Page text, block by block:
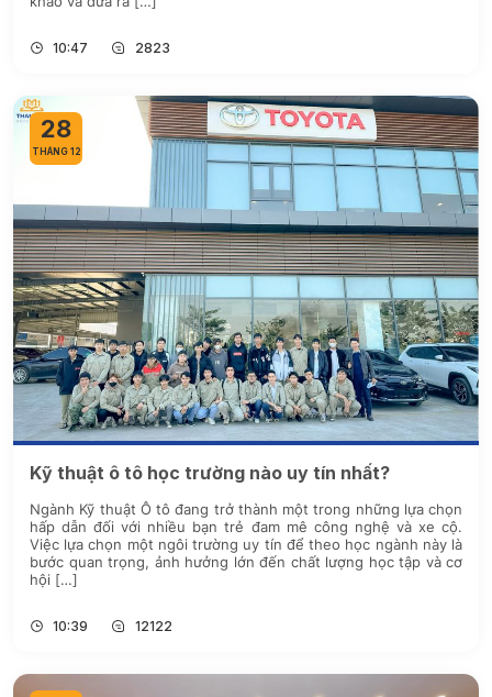
10:47 2823
28
THÁNG 12
Kỹ thuật ô tô học trường nào uy tín nhất?
Ngành Kỹ thuật Ô tô đang trở thành một trong những lựa chọn
hấp dẫn đối với nhiều bạn trẻ đam mê công nghệ và xe cộ.
Việc lựa chọn một ngôi trường uy tín để theo học ngành này là
bước quan trọng, ảnh hưởng lớn đến chất lượng học tập và cơ
hội […]
10:39 12122